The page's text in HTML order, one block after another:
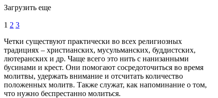
Загрузить еще
1 2 3
Четки существуют практически во всех религиозных
традициях – христианских, мусульманских, буддистских,
лютеранских и др. Чаще всего это нить с нанизанными
бусинами и крест. Они помогают сосредоточиться во время
молитвы, удержать внимание и отсчитать количество
положенных молитв. Также служат, как напоминание о том,
что нужно беспрестанно молиться.